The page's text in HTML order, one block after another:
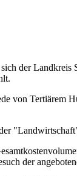
der
von Tertiärem
der